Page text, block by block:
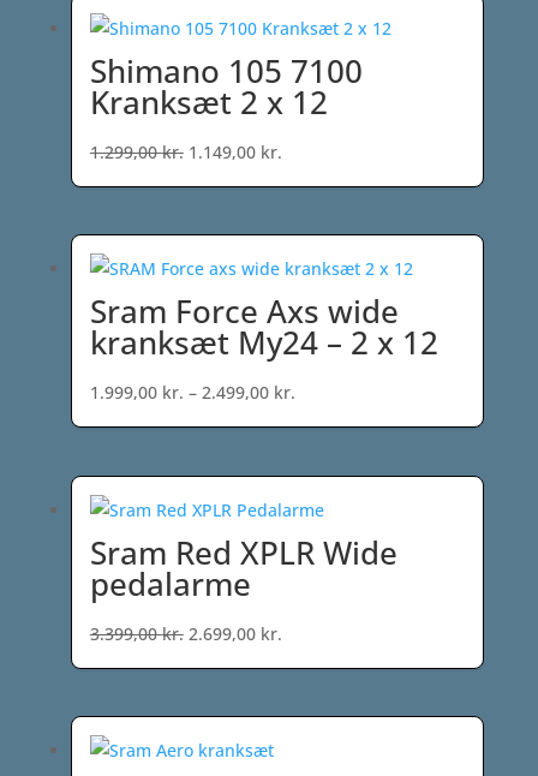
Shimano 105 7100
Kranksæt 2 x 12
1.299,00kr. Den
oprindelige
1.299,00 kr..
1.149,00 kr.
aktuelle
1.149,00 kr..
Sram Force Axs wide
kranksæt My24 – 2 x 12
1.999,00 kr. – 2.499,00 kr.Prisinterval:
1.999,00 kr.
Sram Red XPLR Wide
pedalarme
3.399,00kr. Den
oprindelige
3.399,00 kr..
2.699,00 kr.Den
aktuelle